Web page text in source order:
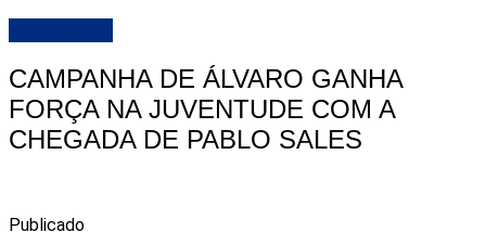
CAMPANHA DE ÁLVARO GANHA
FORÇA NA JUVENTUDE COM A
CHEGADA DE PABLO SALES
Publicado